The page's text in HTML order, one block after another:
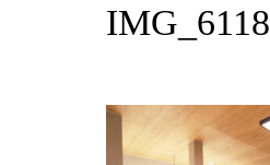
IMG_6118